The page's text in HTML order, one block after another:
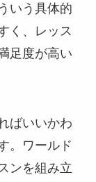
いう具体的
く、レッス
足度が高い
ばいいかわ
。ワールド
ンを組み立